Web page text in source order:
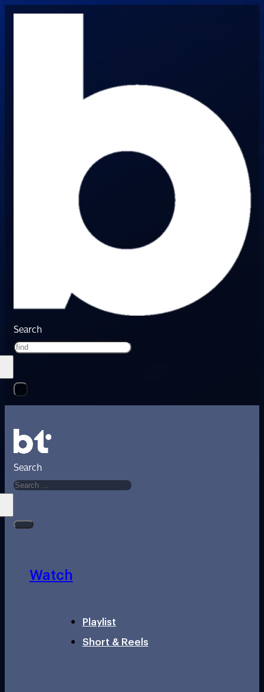
Search
Search
Watch
Playlist
Short & Reels